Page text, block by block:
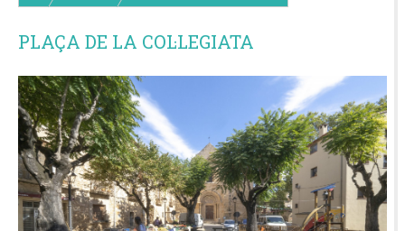
PLAÇA DE LA COL·LEGIATA